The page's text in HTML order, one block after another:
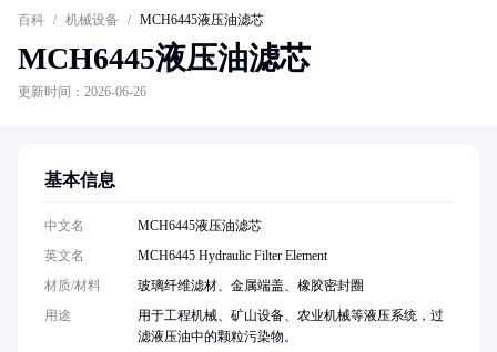
百科 / 机械设备 / MCH6445液压油滤芯
MCH6445液压油滤芯
更新时间：2026-06-26
基本信息
中文名
MCH6445液压油滤芯
英文名
MCH6445 Hydraulic Filter Element
材质/材料
玻璃纤维滤材、金属端盖、橡胶密封圈
用途
用于工程机械、矿山设备、农业机械等液压系统，过
滤液压油中的颗粒污染物。